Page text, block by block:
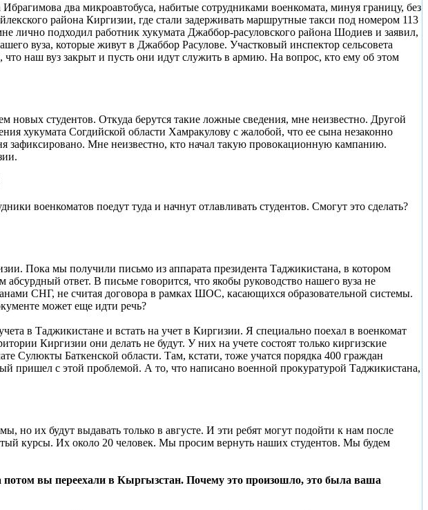
два микроавтобуса, набитые сотрудниками военкомата, минуя границу, без
района Киргизии, где стали задерживать маршрутные такси под номером 113
подходил работник хукумата Джаббор-расуловского района Шодиев и заявил,
вуза, которые живут в Джаббор Расулове. Участковый инспектор сельсовета
наш вуз закрыт и пусть они идут служить в армию. На вопрос, кто ему об этом
новых студентов. Откуда берутся такие ложные сведения, мне неизвестно. Другой
хукумата Согдийской области Хамракулову с жалобой, что ее сына незаконно
зафиксировано. Мне неизвестно, кто начал такую провокационную кампанию.
военкоматов поедут туда и начнут отлавливать студентов. Смогут это сделать?
Пока мы получили письмо из аппарата президента Таджикистана, в котором
ответ. В письме говорится, что якобы руководство нашего вуза не
СНГ, не считая договора в рамках ШОС, касающихся образовательной системы.
может еще идти речь?
в Таджикистане и встать на учет в Киргизии. Я специально поехал в военкомат
Киргизии они делать не будут. У них на учете состоят только киргизские
Сулюкты Баткенской области. Там, кстати, тоже учатся порядка 400 граждан
пришел с этой проблемой. А то, что написано военной прокуратурой Таджикистана,
но их будут выдавать только в августе. И эти ребят могут подойти к нам после
курсы. Их около 20 человек. Мы просим вернуть наших студентов. Мы будем
вы переехали в Кыргызстан. Почему это произошло, это была ваша